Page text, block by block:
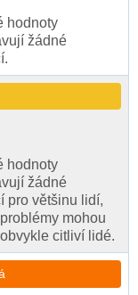
hodnoty
žádné
hodnoty
žádné
pro většinu lidí,
mohou
citliví lidé.